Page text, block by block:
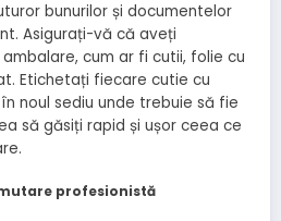
bunurilor și documentelor
Asigurați-vă că aveți
cum ar fi cutii, folie cu
Etichetați fiecare cutie cu
noul sediu unde trebuie să fie
să găsiți rapid și ușor ceea ce
profesionistă